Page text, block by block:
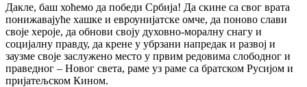
Дакле, баш хоћемо да победи Србија! Да скине са свог врата
понижавајуће хашке и евроунијатске омче, да поново слави
своје хероје, да обнови своју духовно-моралну снагу и
социјалну правду, да крене у убрзани напредак и развој и
заузме своје заслужено место у првим редовима слободног и
праведног – Новог света, раме уз раме са братском Русијом и
пријатељском Кином.